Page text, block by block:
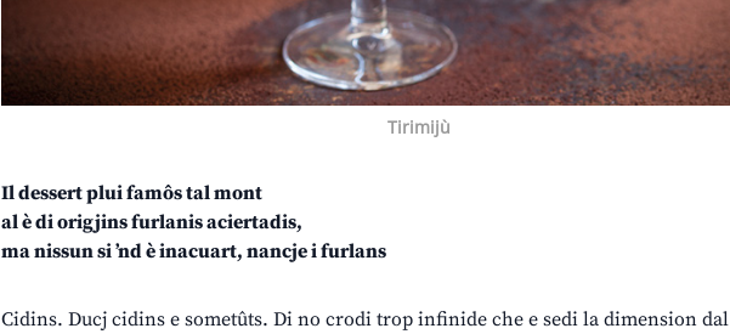
Tirimijù
Il dessert plui famôs tal mont
al è di origjins furlanis aciertadis,
ma nissun si ’nd è inacuart, nancje i furlans
Cidins. Ducj cidins e sometûts. Di no crodi trop infinide che e sedi la dimension dal